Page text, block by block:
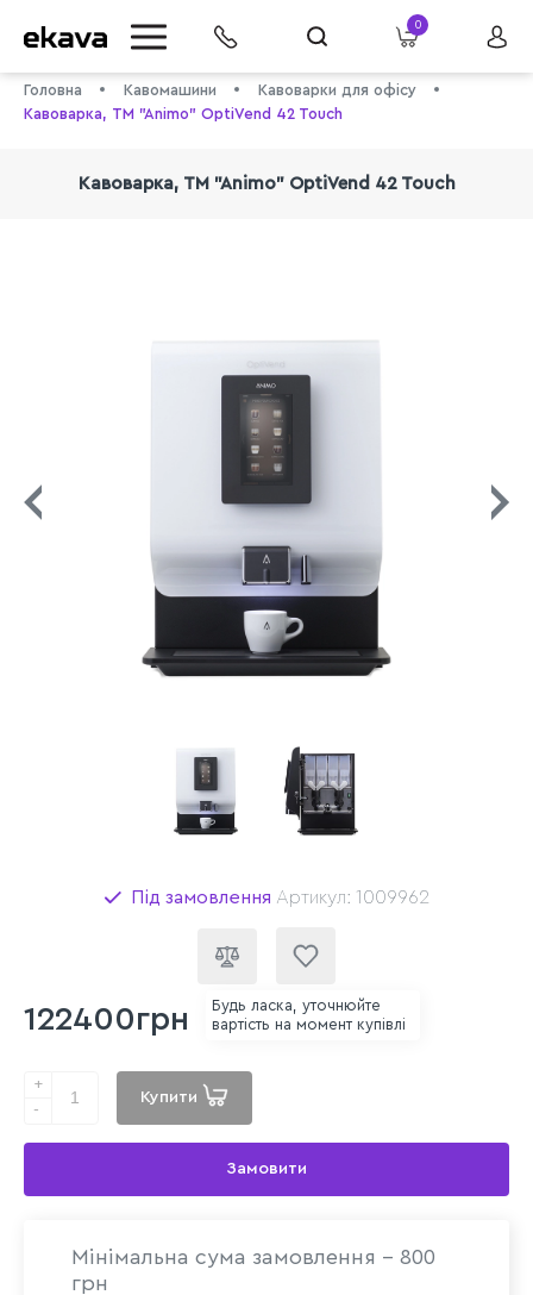
0
Головна Кавомашини
Кавоварки для офісу
Кавоварка, TM "Animo" OptiVend 42 Touch
Кавоварка, TM "Animo" OptiVend 42 Touch
Під замовлення Артикул: 1009962
122400грн
Будь ласка, уточнюйте
вартість на момент купівлі
+
-
Купити
Замовити
Мінімальна сума замовлення - 800
грн